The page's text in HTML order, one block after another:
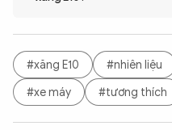
#xăng E10 #nhiên liệu
#xe máy
#tương thích